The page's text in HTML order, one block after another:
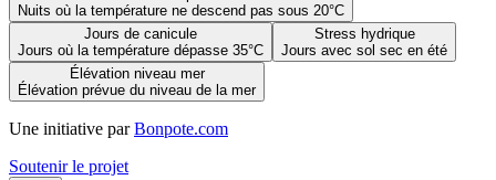
Nuits où la température ne descend pas sous 20°C
Jours de canicule
Jours où la température dépasse 35°C
Stress hydrique
Jours avec sol sec en été
Élévation niveau mer
Élévation prévue du niveau de la mer
Une initiative par Bonpote.com
Soutenir le projet